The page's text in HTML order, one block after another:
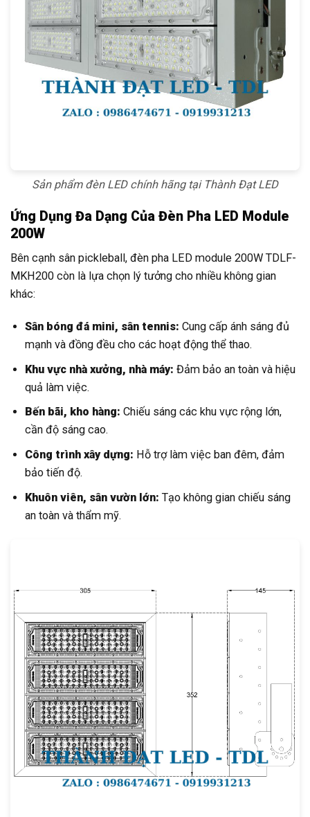
Sản phẩm đèn LED chính hãng tại Thành Đạt LED
Ứng Dụng Đa Dạng Của Đèn Pha LED Module
200W
Bên cạnh sân pickleball, đèn pha LED module 200W TDLF-
MKH200 còn là lựa chọn lý tưởng cho nhiều không gian
khác:
Sân bóng đá mini, sân tennis: Cung cấp ánh sáng đủ
mạnh và đồng đều cho các hoạt động thể thao.
Khu vực nhà xưởng, nhà máy: Đảm bảo an toàn và hiệu
quả làm việc.
Bến bãi, kho hàng: Chiếu sáng các khu vực rộng lớn,
cần độ sáng cao.
Công trình xây dựng: Hỗ trợ làm việc ban đêm, đảm
bảo tiến độ.
Khuôn viên, sân vườn lớn: Tạo không gian chiếu sáng
an toàn và thẩm mỹ.